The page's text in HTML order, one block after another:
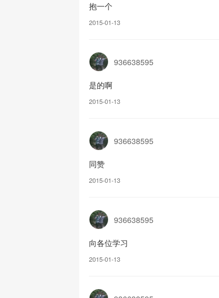
抱一个
2015-01-13
936638595
是的啊
2015-01-13
936638595
同赞
2015-01-13
936638595
向各位学习
2015-01-13